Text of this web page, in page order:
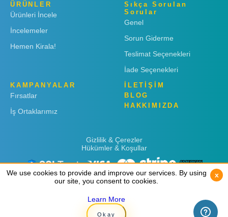
ÜRÜNLER
Ürünleri İncele
İncelemeler
Hemen Kirala!
Sıkça Sorulan
Sorular
Genel
Sorun Giderme
Teslimat Seçenekleri
İade Seçenekleri
KAMPANYALAR
Fırsatlar
İş Ortaklarımız
İLETİŞİM
BLOG
HAKKIMIZDA
Gizlilik & Çerezler
Hükümler & Koşullar
Copyright © 2019 Rent 'n Connect
We use cookies to provide and improve our services. By using
our site, you consent to cookies.
Learn More
Okay
x
We use cookies to provide and improve our services. By using
our site, you consent to cookies.
Learn More
Okay
x